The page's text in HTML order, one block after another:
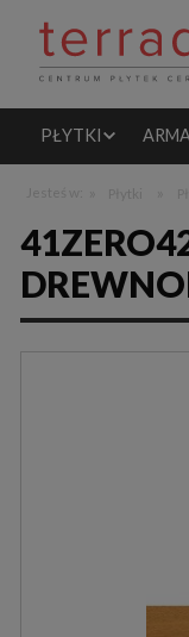
PŁYTKI